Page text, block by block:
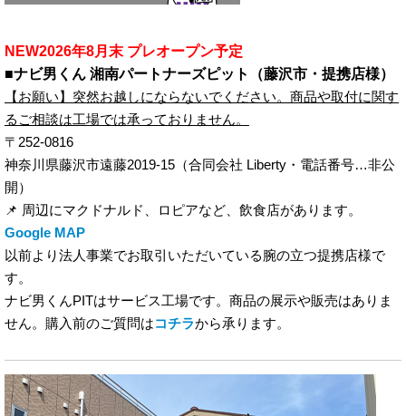
NEW2026年8月末 プレオープン予定
■ナビ男くん 湘南パートナーズピット（藤沢市・提携店様）
【お願い】突然お越しにならないでください。商品や取付に関す
るご相談は工場では承っておりません。
〒252-0816
神奈川県藤沢市遠藤2019-15（合同会社 Liberty・電話番号…非公
開）
📌 周辺にマクドナルド、ロピアなど、飲食店があります。
Google MAP
以前より法人事業でお取引いただいている腕の立つ提携店様で
す。
ナビ男くんPITはサービス工場です。商品の展示や販売はありま
せん。購入前のご質問はコチラから承ります。